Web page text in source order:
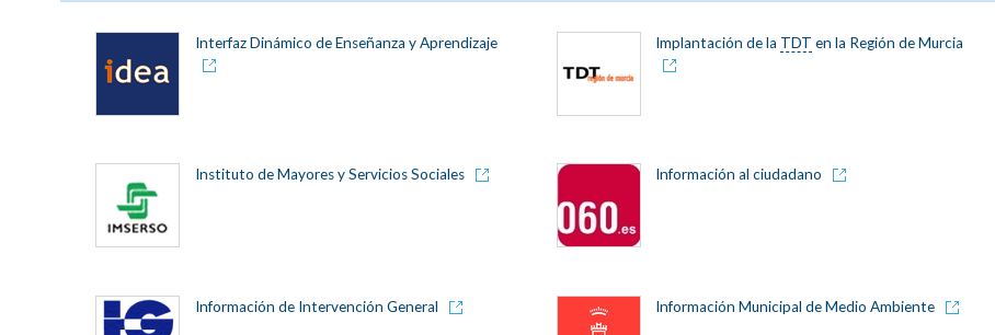
Interfaz Dinámico de Enseñanza y Aprendizaje Implantación de la TDT en la Región de Murcia
Instituto de Mayores y Servicios Sociales Información al ciudadano
Información de Intervención General Información Municipal de Medio Ambiente